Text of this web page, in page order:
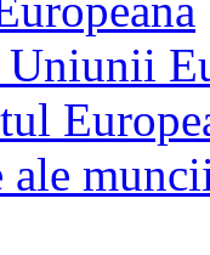
ale